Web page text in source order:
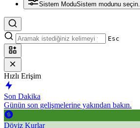
Sistem ModuSistem modunu seçin.
Esc
Hızlı Erişim
Son Dakika
Günün son gelişmelerine yakından bakın.
Döviz Kurlar